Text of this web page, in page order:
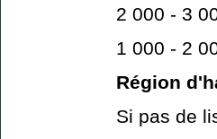
2 000 - 3
1 000 - 2
Région
Si pas de